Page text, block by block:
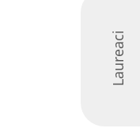
Laureaci